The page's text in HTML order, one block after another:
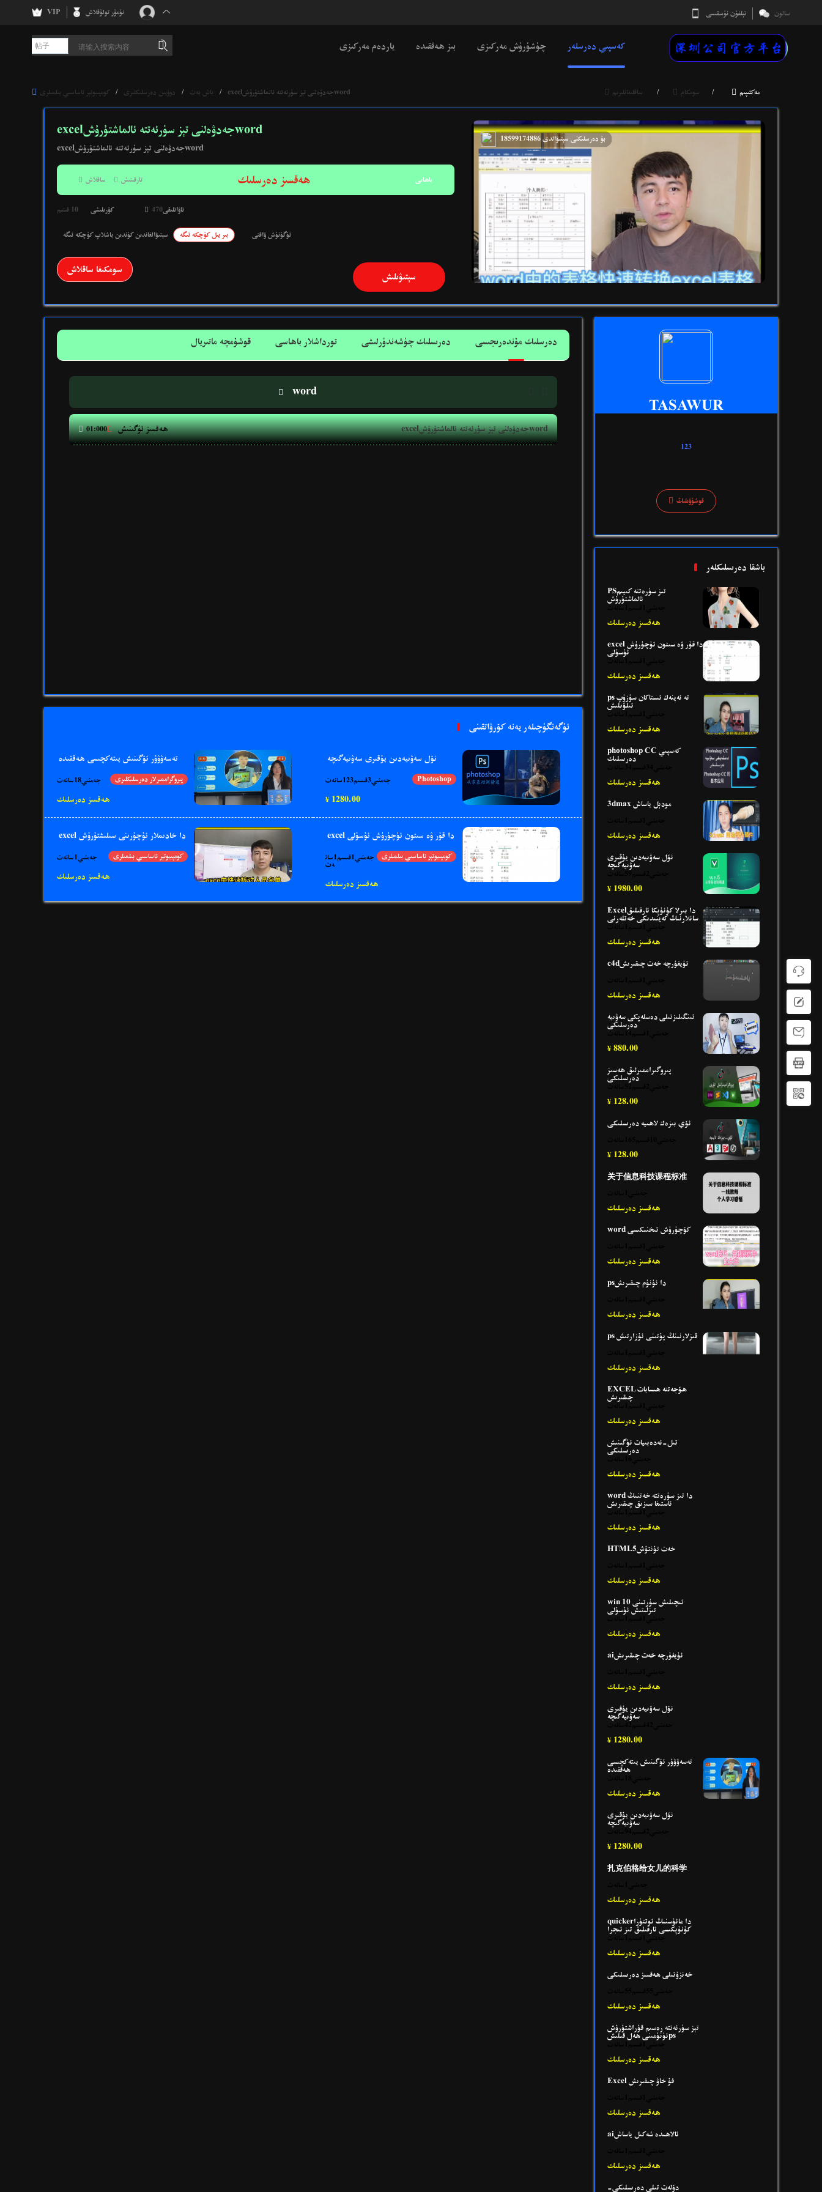
تېلفۇن نۇسقىسى سالون VIP نۇمۇر تولۇقلاش
كەسپىي دەرسلەر چۈشۈرۈش مەركىزى بىز ھەققىدە ياردەم مەركىزى 帖子
 /  سومكام /  مەكتىپىم  باش بەت / دوۋيىن دەرسلىكلىرى / كومپىيوتېر ئاساسىي بىلمىلرى / excelجەدۋەلنى تېز سۈرئەتتە ئالماشتۇرۇشword
TASAWUR9JukFPDE بۇ دەرسلىكنى سېتىۋالدى
excelجەدۋەلنى تېز سۈرئەتتە ئالماشتۇرۇشword
excelجەدۋەلنى تېز سۈرئەتتە ئالماشتۇرۇشword
 ساقلاش  تارقىتىش ھەقسىز دەرسلىك باھاىى
كۆرىلىشى 10 قىتىم  ئاۋاتلىقى470
ئۈگۈنۈش ۋاقتى بىر يىل كۈچكە ئىگە سېتىۋالغاندىن كۈندىن باشلاپ كۈچكە ئىگە
سېتىۋىلىش
سومكىغا ساقلاش
دەرسلىك مۇندەرىجىسى دەرىسلىك چۈشەندۈرلىشى تورداشلار باھاسى قوشۇمچە ماتىريال
 word
 01:000 ھەقسىز ئۈگىنىش excelجەدۋەلنى تېز سۈرئەتتە ئالماشتۇرۇشword
ئۈگەنگۈچىلەر يەنە كۆرۋاتقىنى
نۆل سەۋىيەدىن يۇقىرى سەۋىيەگىچە
Photoshop جەمئىي3قىسىم123سائەت
¥ 1280.00
تەسەۋۋۇر ئۆگىنىش يىتەكچىسى ھەققىدە
پىروگراممىرلار دەرسلىكلىرى جەمئىي18سائەت
ھەقسىز دەرسلىك
excel دا قۇر ۋە سىتون ئۈچۈرۈش ئۇسۇلى
كومپىيوتېر ئاساسىي بىلمىلرى
جەمئىي1قىسىم1سائ
ەت
ھەقسىز دەرسلىك
excel دا خادىملار ئۇچۇرىنى سىلىشتۇرۇش
كومپىيوتېر ئاساسىي بىلمىلرى جەمئىي1سائەت
ھەقسىز دەرسلىك
TASAWUR
123
 قوشۇۋىلىڭ
باشقا دەرىسلىكلەر
PSتىز سۈرەتتە كىيىم
ئالماشتۇرۇش
ھەقسىز دەرسلىك
excel دا قۇر ۋە سىتون ئۈچۈرۈش
ئۇسۇلى
ھەقسىز دەرسلىك
ps تە ئەينەك ئىستاكان سۈزۈپ
ئىلۋىلىش
ھەقسىز دەرسلىك
photoshop CC كەسپىي
دەرىسلىك
ھەقسىز دەرسلىك
3dmax مودېل ياساش
ھەقسىز دەرسلىك
نۆل سەۋىيەدىن يۇقىرى
سەۋىيەگىچە
¥ 1980.00
Excelدا بىرلا كۇنۇپكا ئارقىلىق
سانلارنىڭ كەينىدىكى خەتلەرنى
ئالماشتۇرۇش
ھەقسىز دەرسلىك
c4dئۇيغۇرچە خەت چىقىرىش
ھەقسىز دەرسلىك
ئىنگىلىزتىلى دەسلەپكى سەۋىيە
دەرسلىكى
¥ 880.00
پىروگىراممىرلىق ھەسىز
دەرىسلىكى
¥ 128.00
ئۆي بىزەك لاھىيە دەرىسلىكى
¥ 128.00
关于信息科技课程标准
ھەقسىز دەرسلىك
word كۆچۈرۈش تىخنىكىسى
ھەقسىز دەرسلىك
psدا ئۈنۈم چىقىرىش
ھەقسىز دەرسلىك
ps قىزلارنىنڭ پۇتىنى ئۇزارتىش
ھەقسىز دەرسلىك
EXCEL ھۆجەتتە ھىسابات
چىقىرىش
ھەقسىز دەرسلىك
تىل-ئەدەبىيات ئۈگىنىش
دەرىسلىكى
ھەقسىز دەرسلىك
word دا تىز سۈرەتتە خەتنىڭ
ئاستىغا سىزىق چىقىرىش
ھەقسىز دەرسلىك
HTML5خەت تۇنتۇش
ھەقسىز دەرسلىك
win 10 ئىچىلىش سۈرتىنى
تىزلىتىش ئۇسۇلى
ھەقسىز دەرسلىك
aiئۇيغۇرچە خەت چىقىرىش
ھەقسىز دەرسلىك
نۆل سەۋىيەدىن يۇقىرى
سەۋىيەگىچە
¥ 1280.00
تەسەۋۋۇر ئۆگىنىش يىتەكچىسى
ھەققىدە
ھەقسىز دەرسلىك
نۆل سەۋىيەدىن يۇقىرى
سەۋىيەگىچە
¥ 1280.00
扎克伯格给女儿的科学
ھەقسىز دەرسلىك
quickerدا مائۇسنىڭ ئوتتۇرا
كۇنۇپكىسى ئارقىلىق تىز ئىجرا
قىلىش
ھەقسىز دەرسلىك
خەنزۇتىلى ھەقسىز دەرىسلىكى
ھەقسىز دەرسلىك
تېز سۈرئەتتە رەسىم قۇراشتۇرۇش
ئۈنۈمىنى ھەل قىلىشps
ھەقسىز دەرسلىك
Excel فۇ خاۋ چىقىرىش
ھەقسىز دەرسلىك
aiئالاھىدە شەكىل ياساش
ھەقسىز دەرسلىك
دۆلەت تىلى دەرىسلىكى-